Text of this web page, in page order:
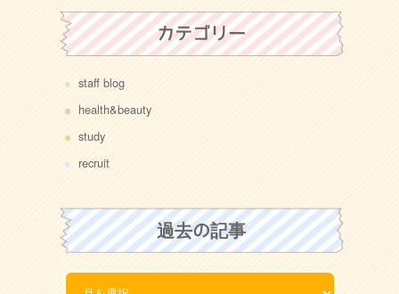
カテゴリー
staff blog
health&beauty
study
recruit
過去の記事